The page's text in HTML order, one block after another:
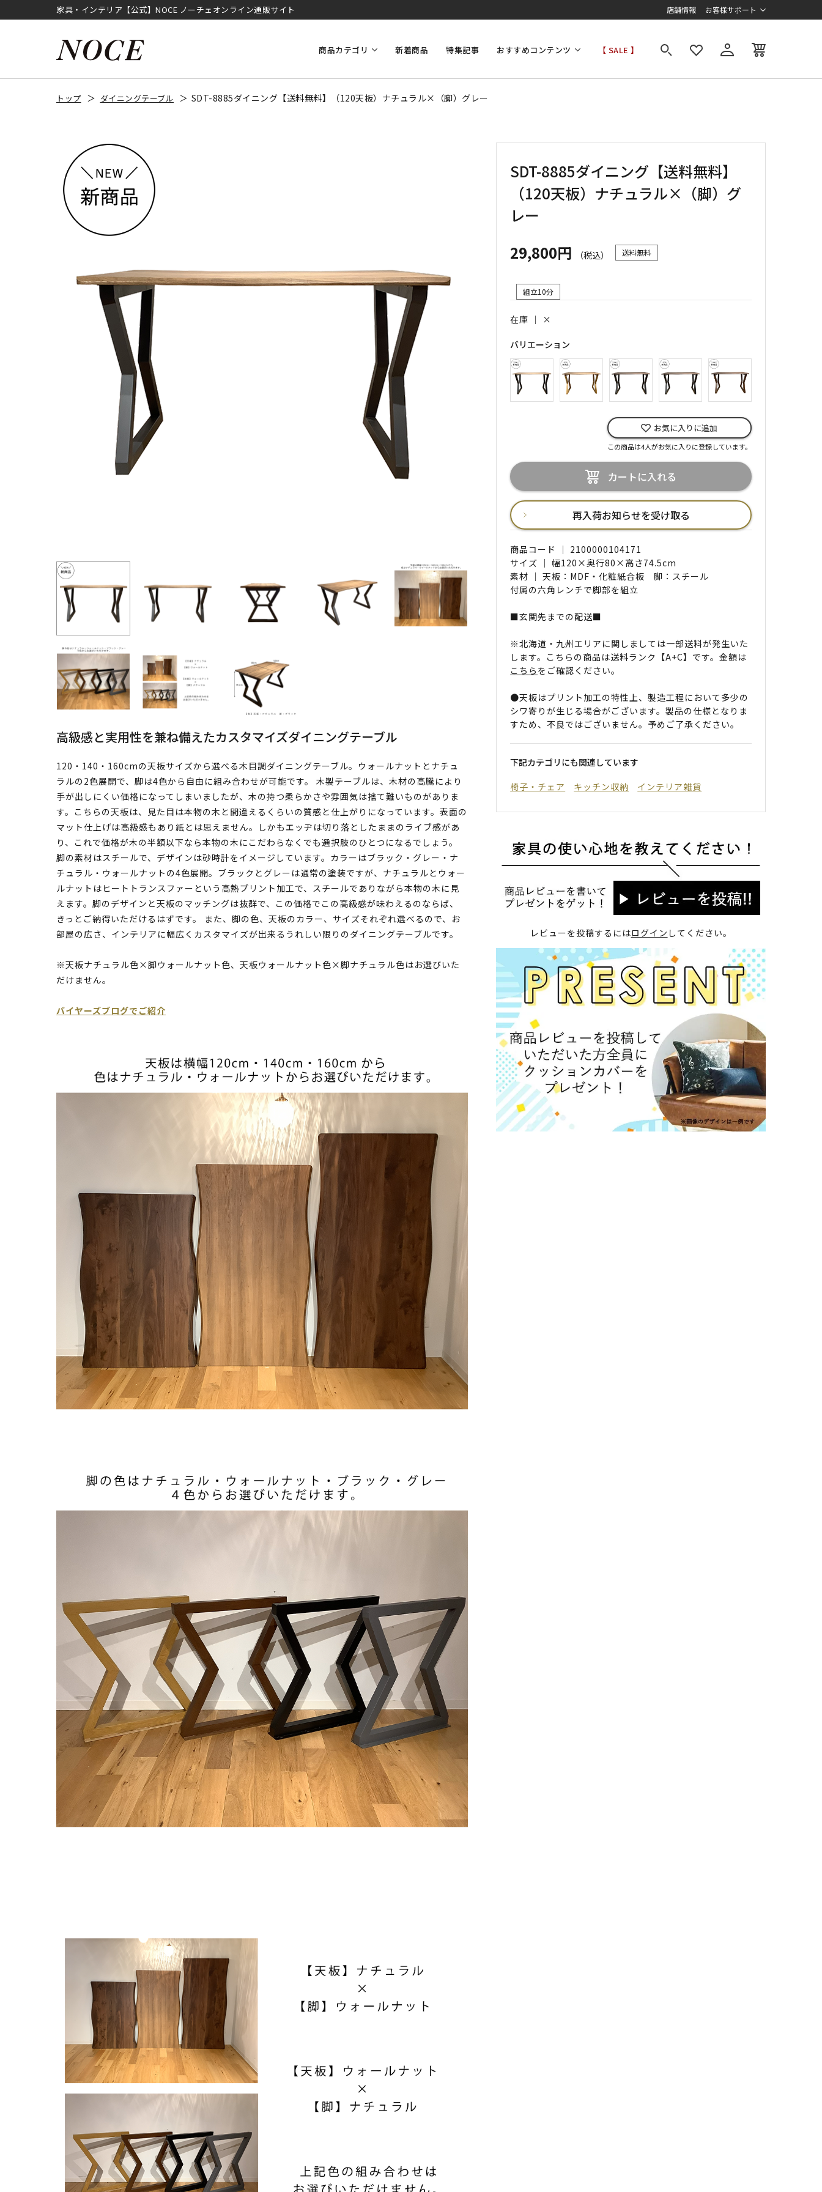
家具・インテリア【公式】NOCE ノーチェオンライン通販サイト 店舗情報 お客様サポート
商品カテゴリ 新着商品 特集記事 おすすめコンテンツ 【 SALE 】
トップ ダイニングテーブル SDT-8885ダイニング【送料無料】（120天板）ナチュラル×（脚）グレー
高級感と実用性を兼ね備えたカスタマイズダイニングテーブル
120・140・160cmの天板サイズから選べる木目調ダイニングテーブル。ウォールナットとナチュ
ラルの2色展開で、脚は4色から自由に組み合わせが可能です。 木製テーブルは、木材の高騰により
手が出しにくい価格になってしまいましたが、木の持つ柔らかさや雰囲気は捨て難いものがありま
す。こちらの天板は、見た目は本物の木と間違えるくらいの質感と仕上がりになっています。表面の
マット仕上げは高級感もあり紙とは思えません。しかもエッヂは切り落としたままのライブ感があ
り、これで価格が木の半額以下なら本物の木にこだわらなくでも選択肢のひとつになるでしょう。
脚の素材はスチールで、デザインは砂時計をイメージしています。カラーはブラック・グレー・ナ
チュラル・ウォールナットの4色展開。ブラックとグレーは通常の塗装ですが、ナチュラルとウォー
ルナットはヒートトランスファーという高熱プリント加工で、スチールでありながら本物の木に見
えます。脚のデザインと天板のマッチングは抜群で、この価格でこの高級感が味わえるのならば、
きっとご納得いただけるはずです。 また、脚の色、天板のカラー、サイズそれぞれ選べるので、お
部屋の広さ、インテリアに幅広くカスタマイズが出来るうれしい限りのダイニングテーブルです。
※天板ナチュラル色×脚ウォールナット色、天板ウォールナット色×脚ナチュラル色はお選びいた
だけません。
バイヤーズブログでご紹介
SDT-8885ダイニング【送料無料】
（120天板）ナチュラル×（脚）グ
レー
29,800円
（税込） 送料無料
組立10分
在庫 ｜ ×
バリエーション
お気に入りに追加
この商品は4人がお気に入りに登録しています。
カートに入れる
再入荷お知らせを受け取る
商品コード ｜ 2100000104171
サイズ ｜ 幅120×奥行80×高さ74.5cm
素材 ｜ 天板：MDF・化粧紙合板 脚：スチール
付属の六角レンチで脚部を組立
■玄関先までの配送■
※北海道・九州エリアに関しましては一部送料が発生いた
します。こちらの商品は送料ランク【A+C】です。金額は
こちら をご確認ください。
●天板はプリント加工の特性上、製造工程において多少の
シワ寄りが生じる場合がございます。製品の仕様となりま
すため、不良ではございません。予めご了承ください。
下記カテゴリにも関連しています
椅子・チェア
キッチン収納 インテリア雑貨
レビューを投稿するにはログイン してください。